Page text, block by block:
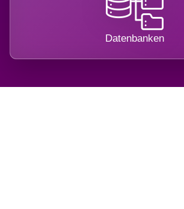
Datenbanken